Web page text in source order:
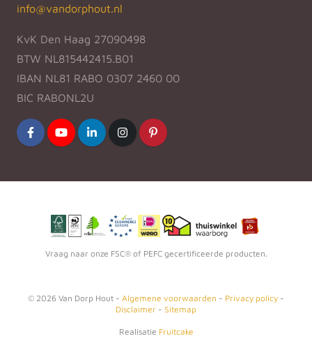
info@vandorphout.nl
KvK Den Haag 27090498
BTW NL815442415.B01
IBAN NL81 RABO 0307 2460 00
BIC RABONL2U
Vraag naar onze FSC® of PEFC gecertificeerde producten.
© 2026 Van Dorp Hout - Algemene voorwaarden - Privacy policy -
Disclaimer - Sitemap
Realisatie Fruitcake